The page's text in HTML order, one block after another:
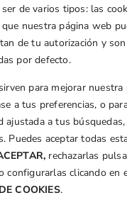
de varios tipos: las
nuestra página web
de tu autorización y
por defecto.
para mejorar nuestra
a tus preferencias, o
ajustada a tus
Puedes aceptar todas
rechazarlas
configurarlas clicando en
COOKIES.
961 367 799
Email
Aviso Legal
de Privacidad
Transparencia
Normativa
Federación